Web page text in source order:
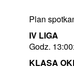
Plan
IV LIGA
Godz.
KLASA